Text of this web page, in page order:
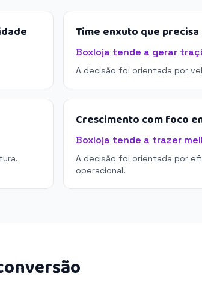
Time enxuto que
Boxloja tende a gerar
A decisão foi orientada por
Crescimento com foco
Boxloja tende a trazer
A decisão foi orientada por
operacional.